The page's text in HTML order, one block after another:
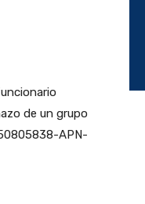
de un grupo
APN-